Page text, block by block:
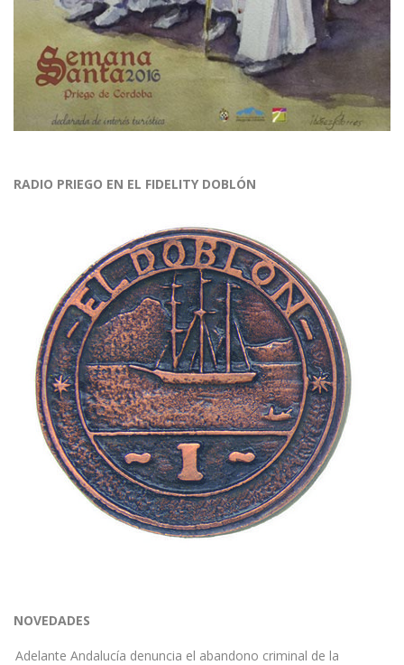
RADIO PRIEGO EN EL FIDELITY DOBLÓN
NOVEDADES
Adelante Andalucía denuncia el abandono criminal de la